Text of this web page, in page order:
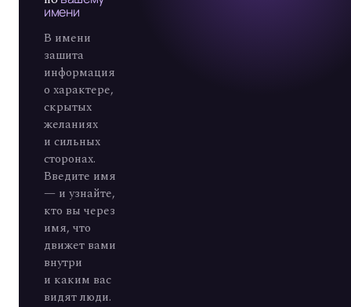
имени
В имени
зашита
информация
о характере,
скрытых
желаниях
и сильных
сторонах.
Введите имя
— и узнайте,
кто вы через
имя, что
движет вами
внутри
и каким вас
видят люди.